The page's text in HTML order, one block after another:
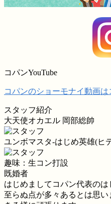
コパンYouTube
コパンのショーモナイ動画は
スタッフ紹介
大天使オカエル 岡部総帥
ユンボマスタ-はじめ英雄(ヒ
趣味：生コン打設
既婚者
はじめましてコパン代表のは
至らぬ点が多々あるとは思